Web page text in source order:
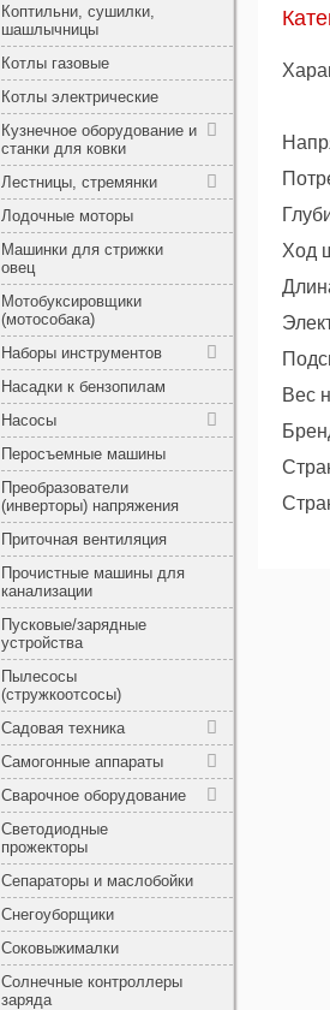
Коптильни, сушилки,
шашлычницы
Котлы газовые
Котлы электрические
Кузнечное оборудование и
станки для ковки
Лестницы, стремянки
Лодочные моторы
Машинки для стрижки
овец
Мотобуксировщики
(мотособака)
Наборы инструментов
Насадки к бензопилам
Насосы
Перосъемные машины
Преобразователи
(инверторы) напряжения
Приточная вентиляция
Прочистные машины для
канализации
Пусковые/зарядные
устройства
Пылесосы
(стружкоотсосы)
Садовая техника
Самогонные аппараты
Сварочное оборудование
Светодиодные
прожекторы
Сепараторы и маслобойки
Снегоуборщики
Соковыжималки
Солнечные контроллеры
заряда
Ход
Вес